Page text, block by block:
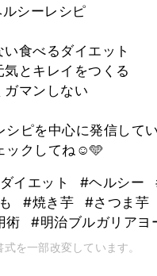
ルシーレシピ
食べるダイエット
とキレイをつくる
マンしない
シピを中心に発信して
ックしてね☺️🩵
イエット #ヘルシー
#焼き芋 #さつま芋
術
#明治ブルガリアヨ
を一部改変しています。